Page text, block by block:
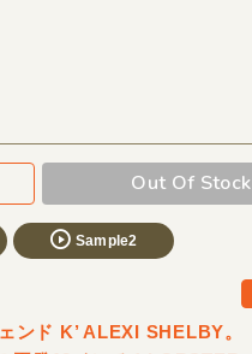
Out Of Stock
Sample2
ンド K’ ALEXI SHELBY。